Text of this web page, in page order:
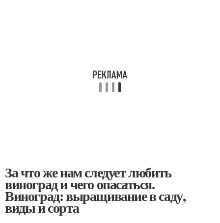
За что же нам следует любить
виноград и чего опасаться.
Виноград: выращивание в саду,
виды и сорта